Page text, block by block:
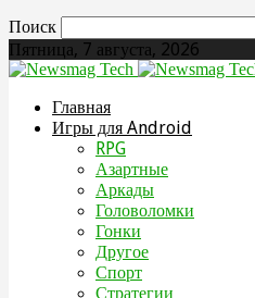
Поиск
Пятница, 7 августа, 2026
Главная
Игры для Android
RPG
Азартные
Аркады
Головоломки
Гонки
Другое
Спорт
Стратегии